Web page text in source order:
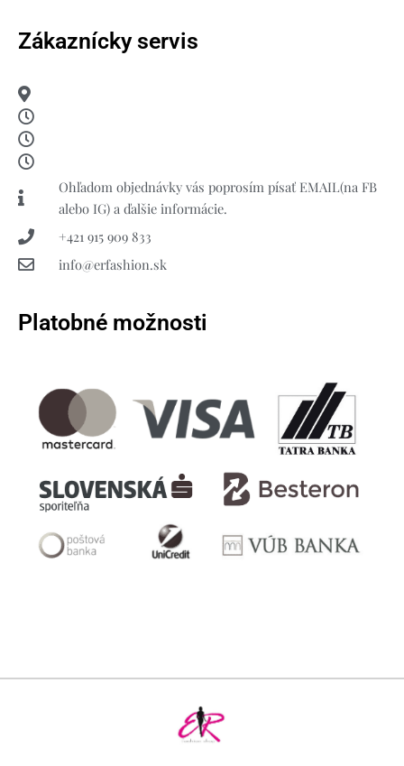
Zákaznícky servis
Ohľadom objednávky vás poprosím písať EMAIL(na FB
alebo IG) a ďalšie informácie.
+421 915 909 833
info@erfashion.sk
Platobné možnosti